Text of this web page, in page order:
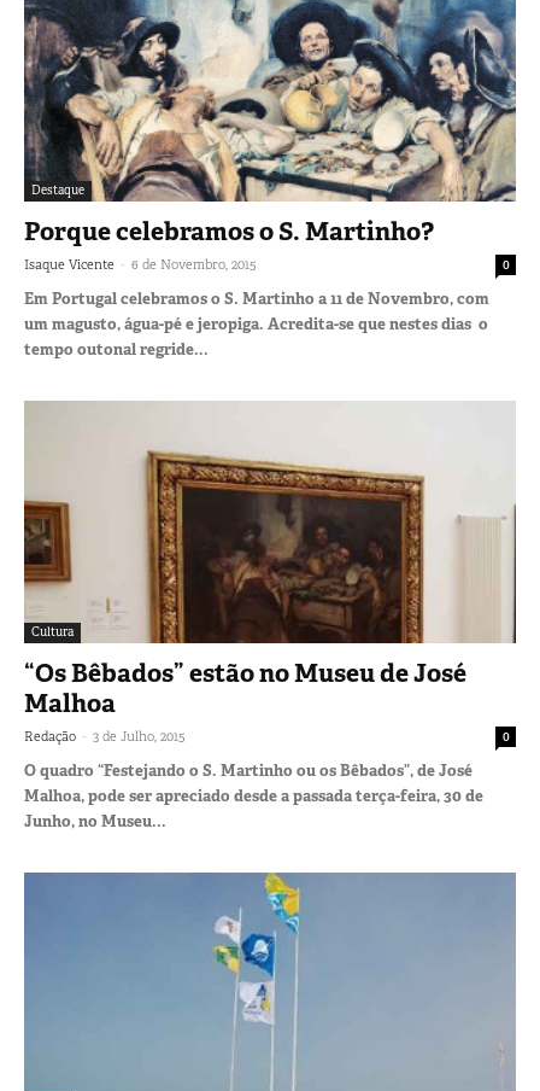
Destaque
Porque celebramos o S. Martinho?
Isaque Vicente - 6 de Novembro, 2015 0
Em Portugal celebramos o S. Martinho a 11 de Novembro, com
um magusto, água-pé e jeropiga. Acredita-se que nestes dias o
tempo outonal regride...
Cultura
“Os Bêbados” estão no Museu de José
Malhoa
Redação - 3 de Julho, 2015 0
O quadro “Festejando o S. Martinho ou os Bêbados”, de José
Malhoa, pode ser apreciado desde a passada terça-feira, 30 de
Junho, no Museu...